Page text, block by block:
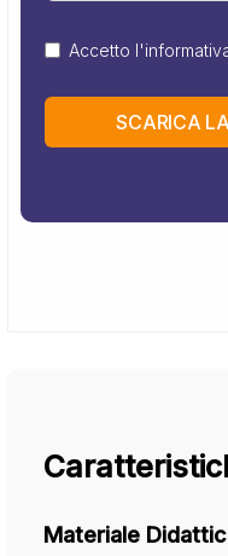
Accetto
SCARICA
Materiale